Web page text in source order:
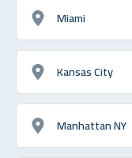
Miami
Kansas City
Manhattan NY